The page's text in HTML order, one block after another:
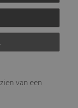
van een